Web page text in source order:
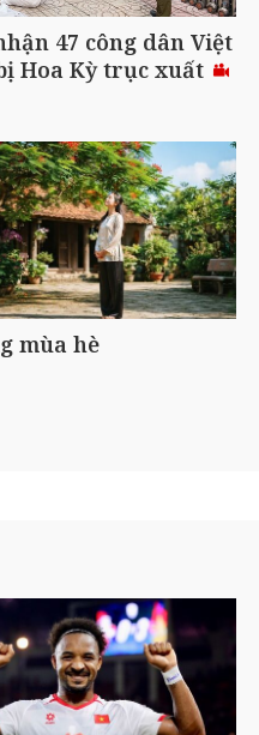
47 công dân Việt
Hoa Kỳ trục xuất
mùa hè